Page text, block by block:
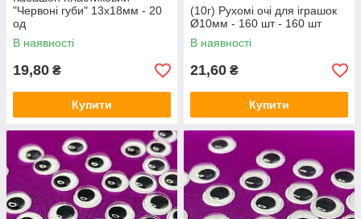
"Червоні губи" 13х18мм - 20
од
В наявності
19,80 ₴
Купити
(10г) Рухомі очі для іграшок
Ø10мм - 160 шт - 160 шт
В наявності
21,60 ₴
Купити